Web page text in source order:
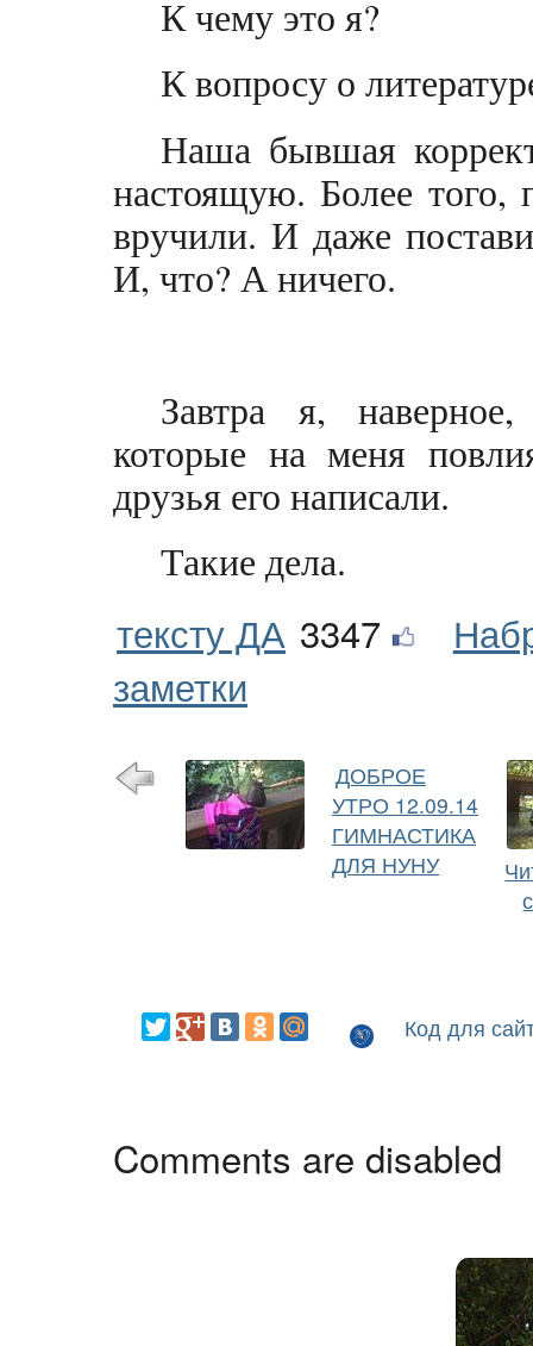
К чему это я?
К вопросу о
Наша бывшая
настоящую. Более того,
вручили. И даже
И, что? А ничего.
Завтра я,
которые на меня
друзья его написали.
Такие дела.
тексту ДА 3347
заметки
ДОБРОЕ
УТРО 12.09.14
ГИМНАСТИКА
ДЛЯ НУНУ
Код для
Comments are disabled